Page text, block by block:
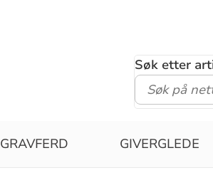
Søk etter
GRAVFERD GIVERGLEDE